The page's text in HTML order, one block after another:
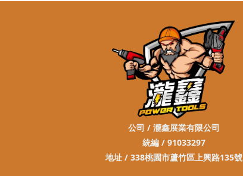
公司 / 瀧鑫展業有限公司
統編 / 91033297
地址 / 338桃園市蘆竹區上興路135號